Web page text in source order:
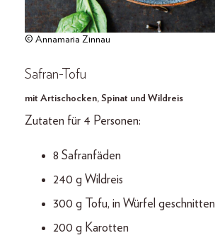
© Annamaria Zinnau
Safran-Tofu
mit Artischocken, Spinat und Wildreis
Zutaten für 4 Personen:
8 Safranfäden
240 g Wildreis
300 g Tofu, in Würfel geschnitten
200 g Karotten